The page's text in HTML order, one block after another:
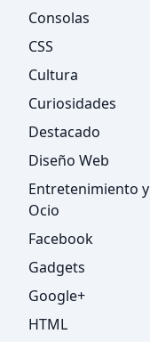
Consolas
CSS
Cultura
Curiosidades
Destacado
Diseño Web
Entretenimiento y
Ocio
Facebook
Gadgets
Google+
HTML